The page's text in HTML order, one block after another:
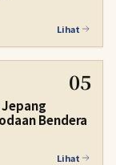
Lihat
05
Jepang
Bendera
Lihat